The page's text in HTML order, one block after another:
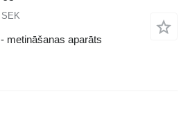
SEK
metināšanas aparāts